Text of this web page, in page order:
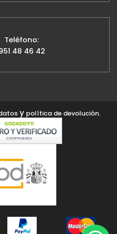
Teléfono:
48 46 42
y política de devolución.